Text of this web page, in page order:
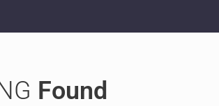
Found